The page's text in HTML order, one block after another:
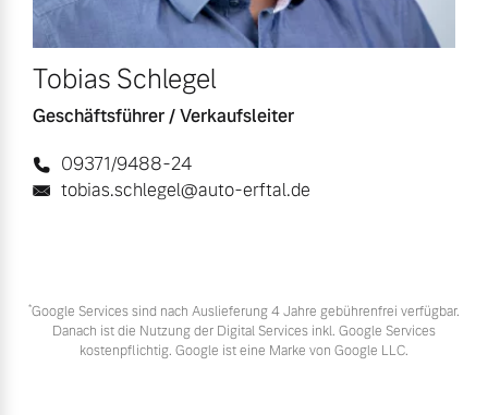
Tobias Schlegel
Geschäftsführer / Verkaufsleiter
09371/9488-24
tobias.schlegel@auto-erftal.de
*Google Services sind nach Auslieferung 4 Jahre gebührenfrei verfügbar.
Danach ist die Nutzung der Digital Services inkl. Google Services
kostenpflichtig. Google ist eine Marke von Google LLC.